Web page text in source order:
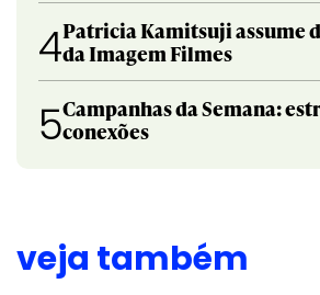
4Patricia Kamitsuji assume
da Imagem Filmes
5Campanhas da Semana:
conexões
veja também